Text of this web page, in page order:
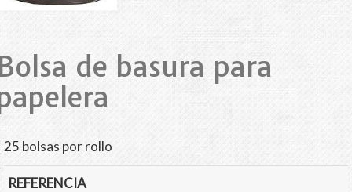
de basura para
25 bolsas por rollo
REFERENCIA